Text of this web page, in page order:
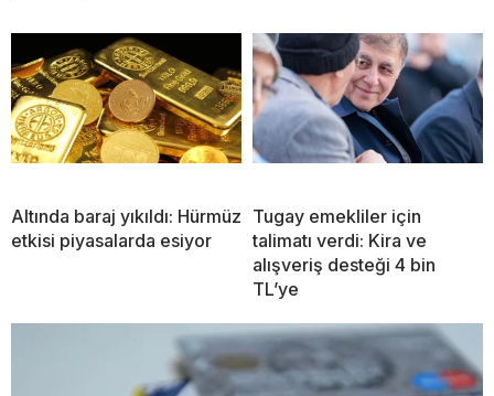
Altında baraj yıkıldı: Hürmüz
etkisi piyasalarda esiyor
Tugay emekliler için
talimatı verdi: Kira ve
alışveriş desteği 4 bin
TL’ye